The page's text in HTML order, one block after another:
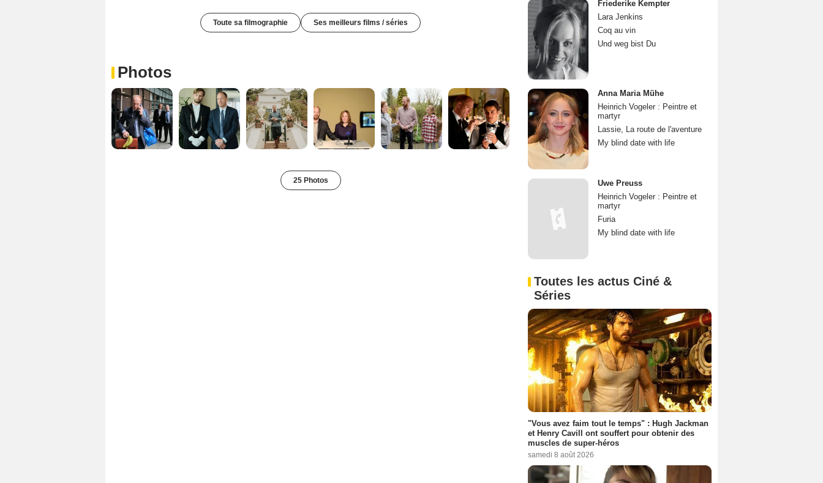
Toute sa filmographie Ses meilleurs films / séries
Photos
25 Photos
Friederike Kempter
Lara Jenkins
Coq au vin
Und weg bist Du
Anna Maria Mühe
Heinrich Vogeler : Peintre et
martyr
Lassie, La route de l'aventure
My blind date with life
Uwe Preuss
Heinrich Vogeler : Peintre et
martyr
Furia
My blind date with life
Toutes les actus Ciné &
Séries
"Vous avez faim tout le temps" : Hugh Jackman
et Henry Cavill ont souffert pour obtenir des
muscles de super-héros
samedi 8 août 2026